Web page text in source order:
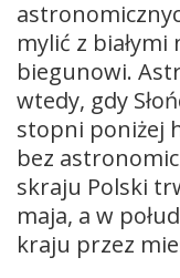
mylić z
biegunowi.
wtedy, gdy
stopni poniżej
bez
skraju Polski
maja, a w
kraju przez